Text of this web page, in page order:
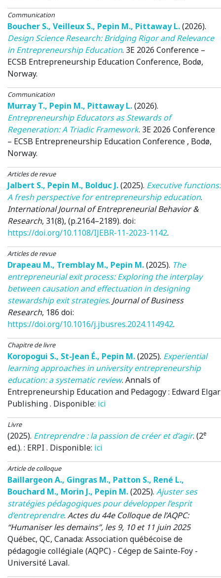
Communication
Boucher S., Veilleux S., Pepin M., Pittaway L.(2026).
Design Science Research: Bridging Rigor and Relevance
in Entrepreneurship Education. 3E 2026 Conference –
ECSB Entrepreneurship Education Conference, Bodø,
Norway.
Communication
Murray T., Pepin M., Pittaway L.(2026).
Entrepreneurship Educators as Stewards of
Regeneration: A Triadic Framework. 3E 2026 Conference
– ECSB Entrepreneurship Education Conference , Bodø,
Norway.
Articles de revue
Jalbert S., Pepin M., Bolduc J.(2025). Executive functions:
A fresh perspective for entrepreneurship education.
International Journal of Entrepreneurial Behavior &
Research, 31(8), (p.2164–2189). doi:
https://doi.org/10.1108/IJEBR-11-2023-1142.
Articles de revue
Drapeau M., Tremblay M., Pepin M.(2025). The
entrepreneurial exit process: Exploring the interplay
between causation and effectuation in designing
stewardship exit strategies. Journal of Business
Research, 186 doi:
https://doi.org/10.1016/j.jbusres.2024.114942.
Chapitre de livre
Koropogui S., St-Jean É., Pepin M.(2025). Experiential
learning approaches in university entrepreneurship
education: a systematic review. Annals of
Entrepreneurship Education and Pedagogy: Edward Elgar
Publishing . Disponible: ici
Livre
(2025). Entreprendre : la passion de créer et d’agir. (2e
ed.). : ERPI . Disponible: ici
Article de colloque
Baillargeon A., Gingras M., Patton S., René L.,
Bouchard M., Morin J., Pepin M.(2025). Ajuster ses
stratégies pédagogiques pour développer l’esprit
d’entreprendre. Actes du 44e Colloque de l’AQPC:
“Humaniser les demains”, les 9, 10 et 11 juin 2025
Québec, QC, Canada: Association québécoise de
pédagogie collégiale (AQPC) - Cégep de Sainte-Foy -
Université Laval.